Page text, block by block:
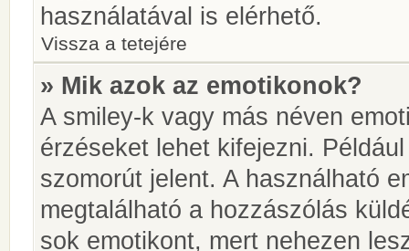
használatával is elérhető.
Vissza a tetejére
» Mik azok az emotikonok?
A smiley-k vagy más néven
érzéseket lehet kifejezni.
szomorút jelent. A használható
megtalálható a hozzászólás
sok emotikont, mert nehezen